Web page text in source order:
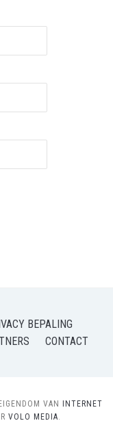
BEPALING
CONTACT
VAN INTERNET
VOLO MEDIA